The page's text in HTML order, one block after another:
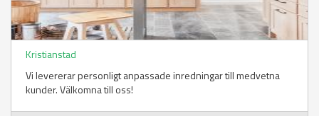
Kristianstad
Vi levererar personligt anpassade inredningar till medvetna
kunder. Välkomna till oss!